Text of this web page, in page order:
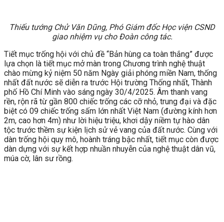
Thiếu tướng Chử Văn Dũng, Phó Giám đốc Học viện CSND
giao nhiệm vụ cho Đoàn công tác.
Tiết mục trống hội với chủ đề “Bản hùng ca toàn thắng” được
lựa chọn là tiết mục mở màn trong Chương trình nghệ thuật
chào mừng kỷ niệm 50 năm Ngày giải phóng miền Nam, thống
nhất đất nước sẽ diễn ra trước Hội trường Thống nhất, Thành
phố Hồ Chí Minh vào sáng ngày 30/4/2025. Âm thanh vang
rền, rộn rã từ gần 800 chiếc trống các cỡ nhỏ, trung đại và đặc
biệt có 09 chiếc trống sấm lớn nhất Việt Nam (đường kính hơn
2m, cao hơn 4m) như lời hiệu triệu, khơi dậy niềm tự hào dân
tộc trước thềm sự kiện lịch sử vẻ vang của đất nước. Cùng với
dàn trống hội quy mô, hoành tráng bậc nhất, tiết mục còn được
dàn dựng với sự kết hợp nhuần nhuyễn của nghệ thuật dân vũ,
múa cờ, lân sư rồng.